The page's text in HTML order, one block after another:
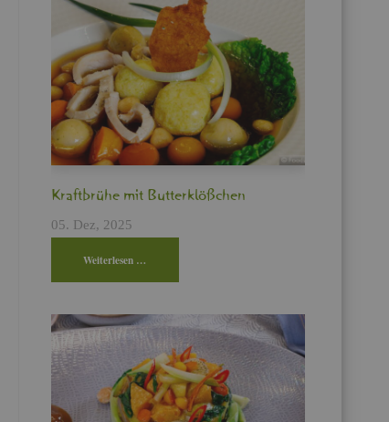
Kraft­brü­he mit But­ter­klö­ßchen
05. Dez, 2025
Wei­ter­le­sen …